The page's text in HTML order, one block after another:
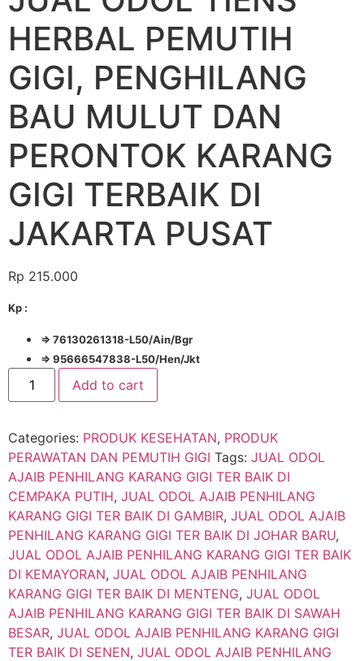
HERBAL PEMUTIH
GIGI, PENGHILANG
BAU MULUT DAN
PERONTOK KARANG
GIGI TERBAIK DI
JAKARTA PUSAT
Rp 215.000
Kp :
=> 76130261318-L50/Ain/Bgr
=> 95666547838-L50/Hen/Jkt
Add to cart
Categories: PRODUK KESEHATAN, PRODUK
PERAWATAN DAN PEMUTIH GIGI Tags: JUAL ODOL
AJAIB PENHILANG KARANG GIGI TER BAIK DI
CEMPAKA PUTIH, JUAL ODOL AJAIB PENHILANG
KARANG GIGI TER BAIK DI GAMBIR, JUAL ODOL AJAIB
PENHILANG KARANG GIGI TER BAIK DI JOHAR BARU,
JUAL ODOL AJAIB PENHILANG KARANG GIGI TER BAIK
DI KEMAYORAN, JUAL ODOL AJAIB PENHILANG
KARANG GIGI TER BAIK DI MENTENG, JUAL ODOL
AJAIB PENHILANG KARANG GIGI TER BAIK DI SAWAH
BESAR, JUAL ODOL AJAIB PENHILANG KARANG GIGI
TER BAIK DI SENEN, JUAL ODOL AJAIB PENHILANG